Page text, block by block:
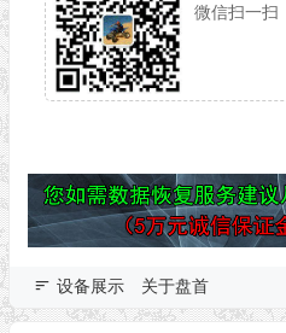
微信扫一扫
设备展示 关于盘首